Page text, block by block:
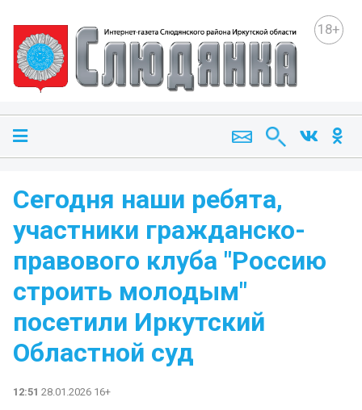
18+
Сегодня наши ребята,
участники гражданско-
правового клуба "Россию
строить молодым"
посетили Иркутский
Областной суд
12:51 28.01.2026 16+